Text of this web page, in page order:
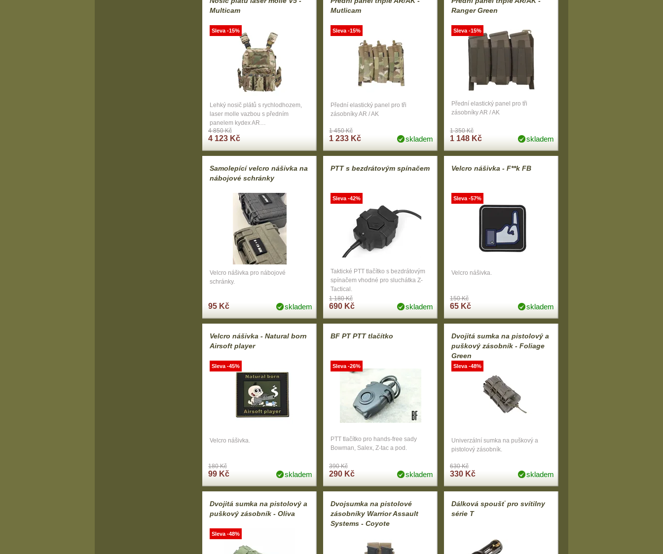
Multicam
Lehký nosič plátů s rychlodhozem,
laser molle vazbou s předním
panelem kydex AR…
4 850 Kč
4 123 Kč
Sleva -15%
Mutlicam
Přední elastický panel pro tři
zásobníky AR / AK
1 450 Kč
1 233 Kč skladem
Sleva -15%
Ranger Green
Přední elastický panel pro tři
zásobníky AR / AK
1 350 Kč
1 148 Kč skladem
Sleva -15%
Samolepící velcro nášivka na
nábojové schránky
Velcro nášivka pro nábojové
schránky.
95 Kč skladem
PTT s bezdrátovým spínačem
Taktické PTT tlačítko s bezdrátovým
spínačem vhodné pro sluchátka Z-
Tactical.
1 180 Kč
690 Kč skladem
Sleva -42%
Velcro nášivka - F**k FB
Velcro nášivka.
150 Kč
65 Kč skladem
Sleva -57%
Velcro nášivka - Natural born
Airsoft player
Velcro nášivka.
180 Kč
99 Kč skladem
Sleva -45%
BF PT PTT tlačítko
PTT tlačítko pro hands-free sady
Bowman, Salex, Z-tac a pod.
390 Kč
290 Kč skladem
Sleva -26%
Dvojitá sumka na pistolový a
puškový zásobník - Foliage
Green
Univerzální sumka na puškový a
pistolový zásobník.
630 Kč
330 Kč skladem
Sleva -48%
Dvojitá sumka na pistolový a
puškový zásobník - Oliva
Sleva -48%
Dvojsumka na pistolové
zásobníky Warrior Assault
Systems - Coyote
Dálková spoušť pro svítilny
série T